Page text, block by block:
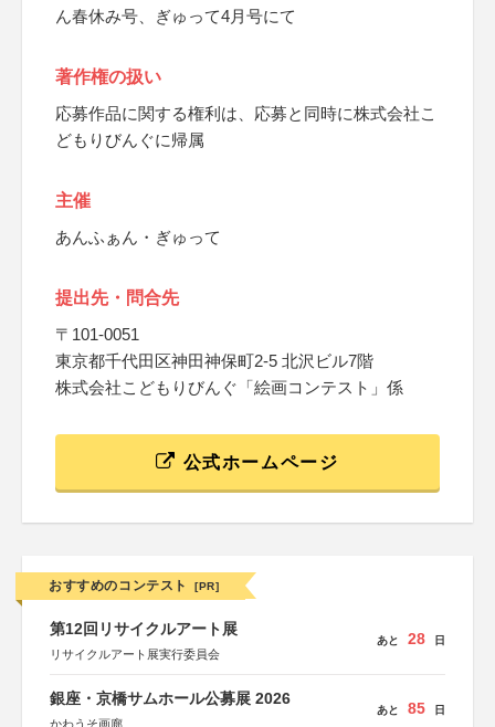
ん春休み号、ぎゅって4月号にて
著作権の扱い
応募作品に関する権利は、応募と同時に株式会社こ
どもりびんぐに帰属
主催
あんふぁん・ぎゅって
提出先・問合先
〒101-0051
東京都千代田区神田神保町2-5 北沢ビル7階
株式会社こどもりびんぐ「絵画コンテスト」係
公式ホームページ
おすすめのコンテスト [PR]
第12回リサイクルアート展
リサイクルアート展実行委員会
あと 28 日
銀座・京橋サムホール公募展 2026
かわうそ画廊
あと 85 日